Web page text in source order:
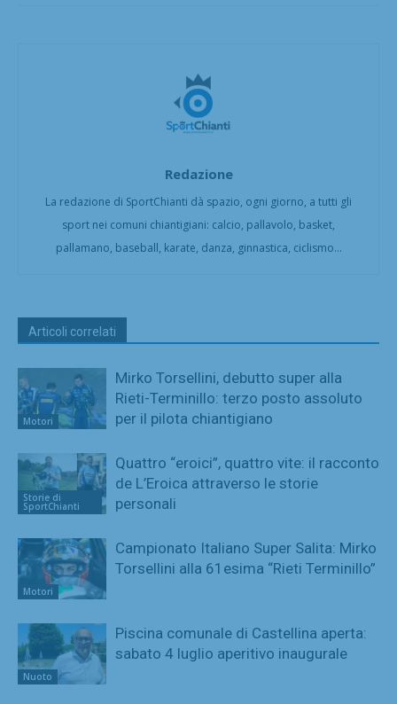
Redazione
La redazione di SportChianti dà spazio, ogni giorno, a tutti gli
sport nei comuni chiantigiani: calcio, pallavolo, basket,
pallamano, baseball, karate, danza, ginnastica, ciclismo...
Articoli correlati
Motori
Mirko Torsellini, debutto super alla
Rieti-Terminillo: terzo posto assoluto
per il pilota chiantigiano
Storie di
SportChianti
Quattro “eroici”, quattro vite: il racconto
de L’Eroica attraverso le storie
personali
Motori
Campionato Italiano Super Salita: Mirko
Torsellini alla 61esima “Rieti Terminillo”
Nuoto
Piscina comunale di Castellina aperta:
sabato 4 luglio aperitivo inaugurale